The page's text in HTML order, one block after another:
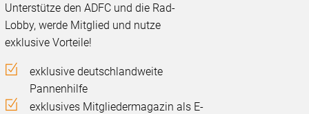
Unterstütze den ADFC und die Rad-
Lobby, werde Mitglied und nutze
exklusive Vorteile!
exklusive deutschlandweite
Pannenhilfe
exklusives Mitgliedermagazin als E-